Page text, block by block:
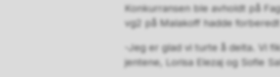
Konkurransen ble avholdt på
vg2 på Malakoff hadde forberedt
-Jeg er glad vi turte å delta. Vi
jentene, Lorisa Elezaj og Sofie